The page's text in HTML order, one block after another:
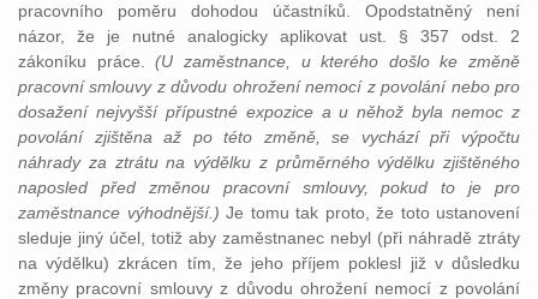
pracovního poměru dohodou účastníků. Opodstatněný není
názor, že je nutné analogicky aplikovat ust. § 357 odst. 2
zákoníku práce.(U zaměstnance, u kterého došlo ke změně
pracovní smlouvy z důvodu ohrožení nemocí z povolání nebo pro
dosažení nejvyšší přípustné expozice a u něhož byla nemoc z
povolání zjištěna až po této změně, se vychází při výpočtu
náhrady za ztrátu na výdělku z průměrného výdělku zjištěného
naposled před změnou pracovní smlouvy, pokud to je pro
zaměstnance výhodnější.) Je tomu tak proto, že toto ustanovení
sleduje jiný účel, totiž aby zaměstnanec nebyl (při náhradě ztráty
na výdělku) zkrácen tím, že jeho příjem poklesl již v důsledku
změny pracovní smlouvy z důvodu ohrožení nemocí z povolání